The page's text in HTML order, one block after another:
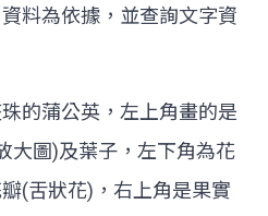
為依據，並查詢文字資
蒲公英，左上角畫的是
大圖)及葉子，左下角為花
(舌狀花)，右上角是果實